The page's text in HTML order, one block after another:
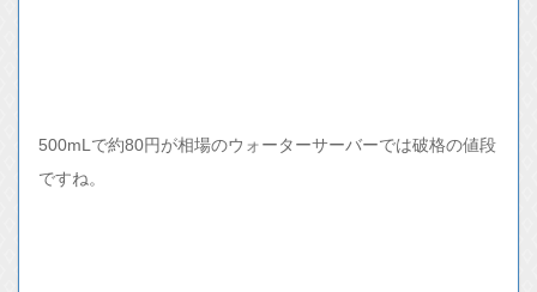
500mLで約80円が相場のウォーターサーバーでは破格の値段
ですね。